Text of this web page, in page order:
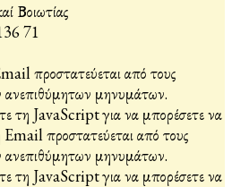
Βοιωτίας
71
προστατεύεται από τους
ανεπιθύμητων μηνυμάτων.
τη JavaScript για να μπορέσετε να
προστατεύεται από τους
ανεπιθύμητων μηνυμάτων.
τη JavaScript για να μπορέσετε να